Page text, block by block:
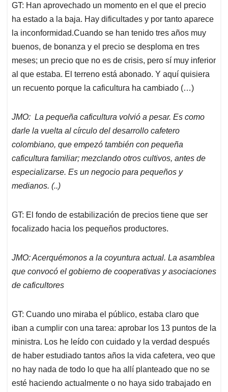
GT: Han aprovechado un momento en el que el precio
ha estado a la baja. Hay dificultades y por tanto aparece
la inconformidad.Cuando se han tenido tres años muy
buenos, de bonanza y el precio se desploma en tres
meses; un precio que no es de crisis, pero sí muy inferior
al que estaba. El terreno está abonado. Y aquí quisiera
un recuento porque la caficultura ha cambiado (…)
JMO: La pequeña caficultura volvió a pesar. Es como
darle la vuelta al círculo del desarrollo cafetero
colombiano, que empezó también con pequeña
caficultura familiar; mezclando otros cultivos, antes de
especializarse. Es un negocio para pequeños y
medianos. (..)
GT: El fondo de estabilización de precios tiene que ser
focalizado hacia los pequeños productores.
JMO: Acerquémonos a la coyuntura actual. La asamblea
que convocó el gobierno de cooperativas y asociaciones
de caficultores
GT: Cuando uno miraba el público, estaba claro que
iban a cumplir con una tarea: aprobar los 13 puntos de la
ministra. Los he leído con cuidado y la verdad después
de haber estudiado tantos años la vida cafetera, veo que
no hay nada de todo lo que ha allí planteado que no se
esté haciendo actualmente o no haya sido trabajado en